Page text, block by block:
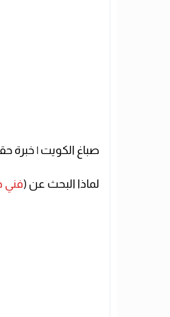
صباغ الكويت | خبرة
لماذا البحث عن (فني